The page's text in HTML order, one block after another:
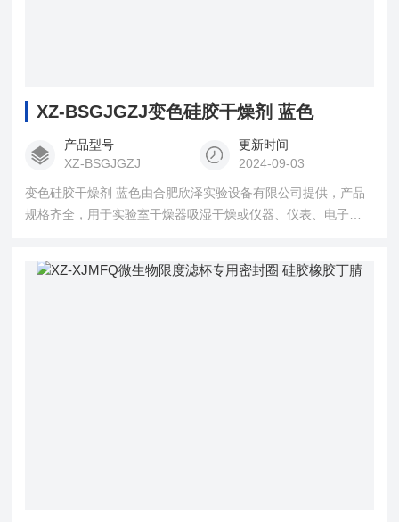
XZ-BSGJGZJ变色硅胶干燥剂 蓝色
产品型号
XZ-BSGJGZJ
更新时间
2024-09-03
变色硅胶干燥剂 蓝色由合肥欣泽实验设备有限公司提供，产品
规格齐全，用于实验室干燥器吸湿干燥或仪器、仪表、电子产